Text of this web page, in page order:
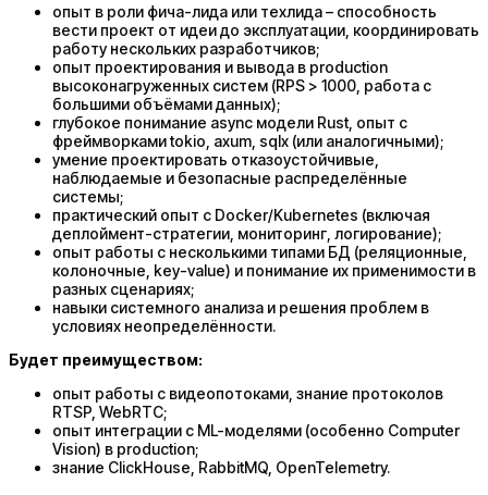
опыт в роли фича-лида или техлида – способность
вести проект от идеи до эксплуатации, координировать
работу нескольких разработчиков;
опыт проектирования и вывода в production
высоконагруженных систем (RPS > 1000, работа с
большими объёмами данных);
глубокое понимание async модели Rust, опыт с
фреймворками tokio, axum, sqlx (или аналогичными);
умение проектировать отказоустойчивые,
наблюдаемые и безопасные распределённые
системы;
практический опыт с Docker/Kubernetes (включая
деплоймент-стратегии, мониторинг, логирование);
опыт работы с несколькими типами БД (реляционные,
колоночные, key-value) и понимание их применимости в
разных сценариях;
навыки системного анализа и решения проблем в
условиях неопределённости.
Будет преимуществом:
опыт работы с видеопотоками, знание протоколов
RTSP, WebRTC;
опыт интеграции с ML-моделями (особенно Computer
Vision) в production;
знание ClickHouse, RabbitMQ, OpenTelemetry.